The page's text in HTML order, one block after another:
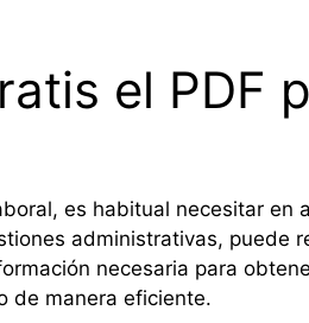
el PDF
es habitual necesitar en
administrativas, puede
necesaria para
de manera eficiente.